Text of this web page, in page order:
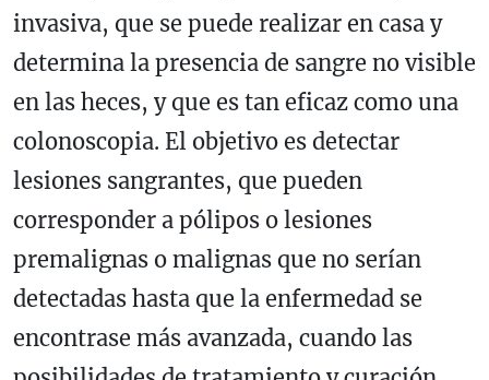
invasiva, que se puede realizar en casa y
determina la presencia de sangre no visible
en las heces, y que es tan eficaz como una
colonoscopia. El objetivo es detectar
lesiones sangrantes, que pueden
corresponder a pólipos o lesiones
premalignas o malignas que no serían
detectadas hasta que la enfermedad se
encontrase más avanzada, cuando las